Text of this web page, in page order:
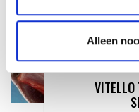
Alleen
VITELLO